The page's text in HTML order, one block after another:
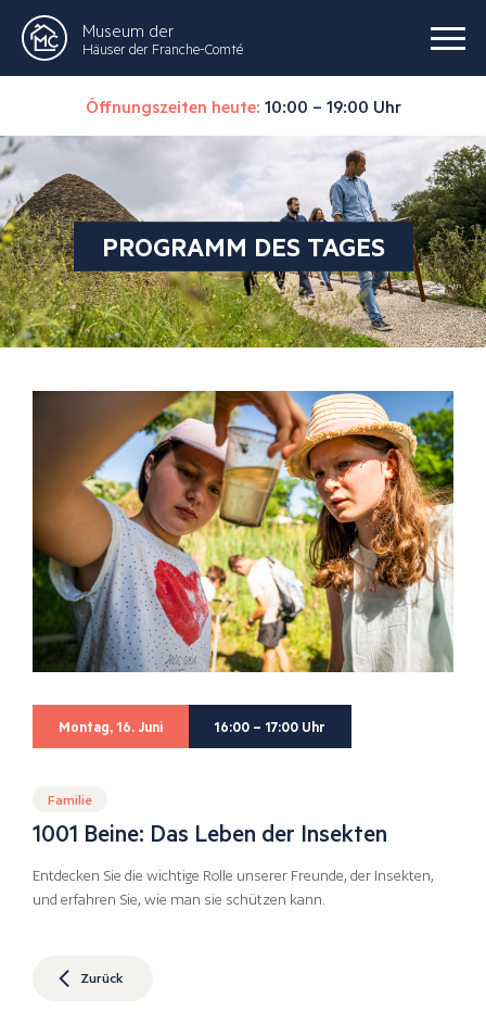
Museum der
Häuser der Franche-Comté
Öffnungszeiten heute: 10:00 – 19:00 Uhr
PROGRAMM DES TAGES
Montag, 16. Juni 16:00 – 17:00 Uhr
Familie
1001 Beine: Das Leben der Insekten
Entdecken Sie die wichtige Rolle unserer Freunde, der Insekten,
und erfahren Sie, wie man sie schützen kann.
Zurück